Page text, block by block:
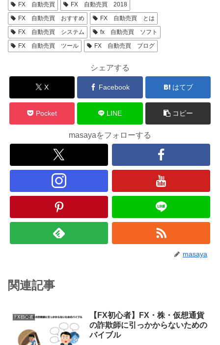
FX 自動売買
FX 自動売買 2018
FX 自動売買 おすすめ
FX 自動売買 とは
FX 自動売買 システム
fx 自動売買 ソフト
FX 自動売買 ツール
FX 自動売買 ブログ
シェアする
X Facebook はてブ
Pocket LINE コピー
masayaをフォローする
masaya
関連記事
FX初心者
【FX初心者】FX・株・仮想通貨
の詐欺師に引っかからないための
バイブル